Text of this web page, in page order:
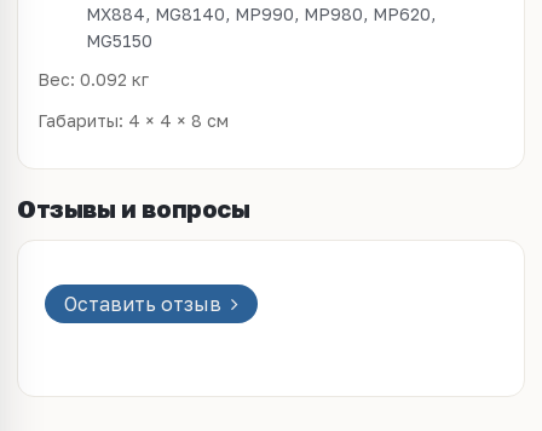
MX884, MG8140, MP990, MP980, MP620,
MG5150
Вес: 0.092 кг
Габариты: 4 × 4 × 8 см
Отзывы и вопросы
Оставить отзыв